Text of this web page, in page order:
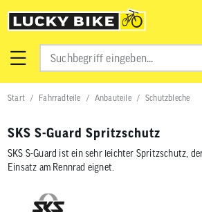
Start Fahrradteile Anbauteile Schutzbleche
SKS S-Guard Spritzschutz
SKS S-Guard ist ein sehr leichter Spritzschutz,
Einsatz am Rennrad eignet.